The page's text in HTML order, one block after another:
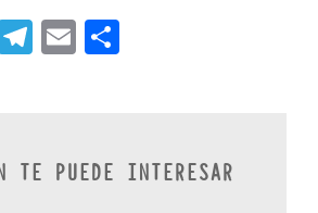
Telegram
Email
TE PUEDE INTERESAR